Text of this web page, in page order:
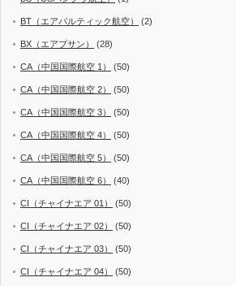
BT（エアバルティック航空） (2)
BX（エアプサン） (28)
CA（中国国際航空 1） (50)
CA（中国国際航空 2） (50)
CA（中国国際航空 3） (50)
CA（中国国際航空 4） (50)
CA（中国国際航空 5） (50)
CA（中国国際航空 6） (40)
CI（チャイナエア 01） (50)
CI（チャイナエア 02） (50)
CI（チャイナエア 03） (50)
CI（チャイナエア 04） (50)